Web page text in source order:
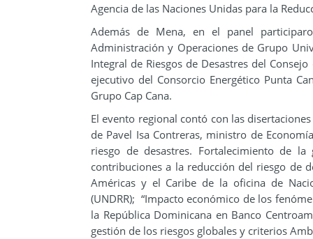
Agencia de las Naciones Unidas para la
Además de Mena, en el panel
Administración y Operaciones de Grupo
Integral de Riesgos de Desastres del
ejecutivo del Consorcio Energético Punta
Grupo Cap Cana.
El evento regional contó con las
de Pavel Isa Contreras, ministro de
riesgo de desastres. Fortalecimiento de
contribuciones a la reducción del riesgo de
Américas y el Caribe de la oficina de
(UNDRR); “Impacto económico de los
la República Dominicana en Banco
gestión de los riesgos globales y criterios